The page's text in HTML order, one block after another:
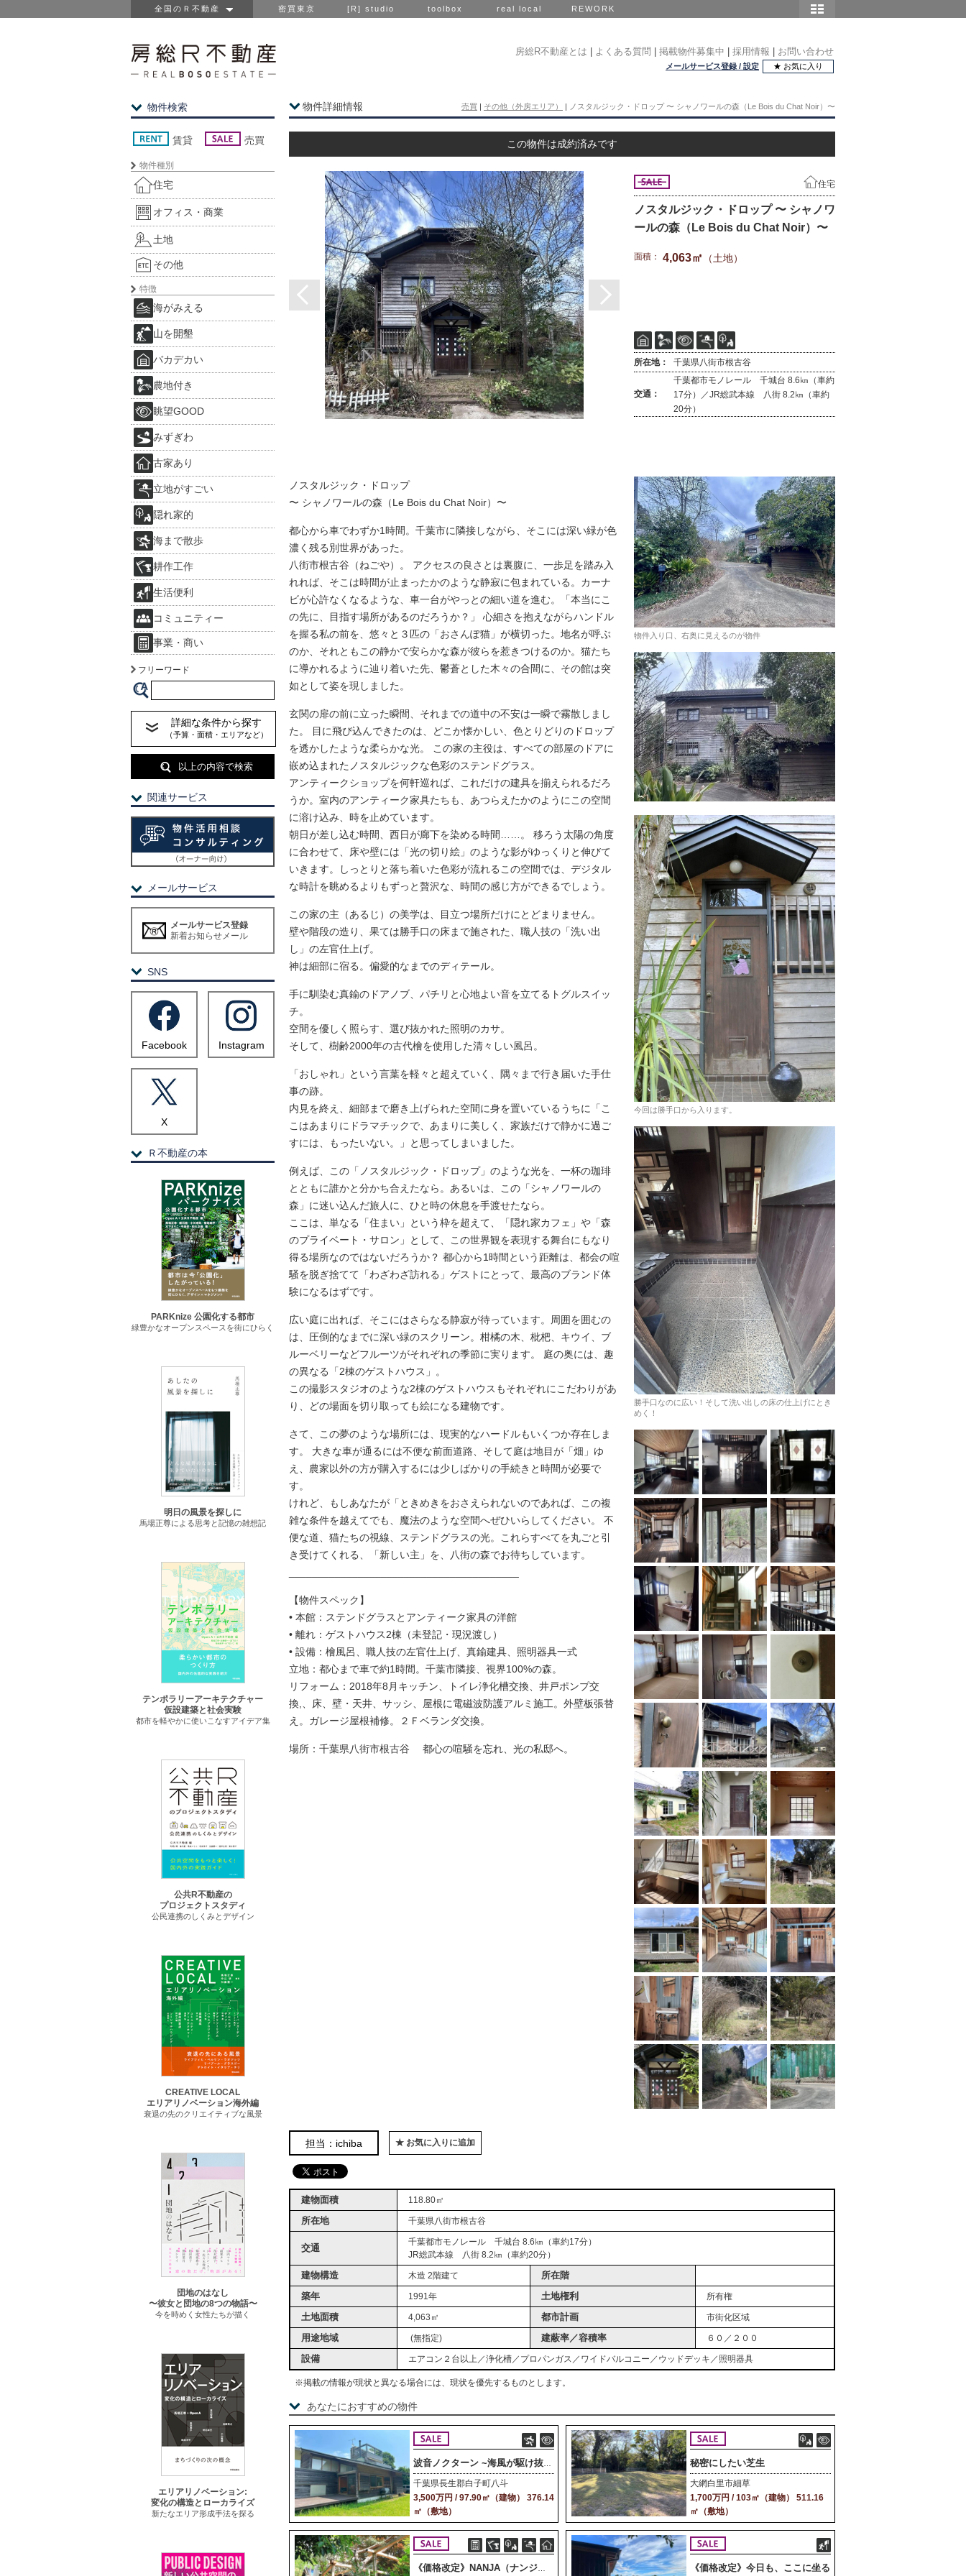
全国のＲ不動産 密買東京 [R] studio toolbox real local REWORK
房総R不動産とは よくある質問 掲載物件募集中 採用情報 お問い合わせ
メールサービス登録 / 設定 ★ お気に入り
物件詳細情報 売買 | その他（外房エリア） | ノスタルジック・ドロップ 〜 シャノワールの森（Le Bois du Chat Noir）〜
この物件は成約済みです
住宅
ノスタルジック・ドロップ 〜 シャノワ
ールの森（Le Bois du Chat Noir）〜
面積： 4,063㎡ （土地）
所在地： 千葉県八街市根古谷
交通：
千葉都市モノレール 千城台 8.6㎞（車約
17分）／JR総武本線 八街 8.2㎞（車約
20分）
ノスタルジック・ドロップ
〜 シャノワールの森（Le Bois du Chat Noir）〜
都心から車でわずか1時間。千葉市に隣接しながら、そこには深い緑が色
濃く残る別世界があった。
八街市根古谷（ねごや）。 アクセスの良さとは裏腹に、一歩足を踏み入
れれば、そこは時間が止まったかのような静寂に包まれている。カーナ
ビが心許なくなるような、車一台がやっとの細い道を進む。「本当にこ
の先に、目指す場所があるのだろうか？」 心細さを抱えながらハンドル
を握る私の前を、悠々と３匹の「おさんぽ猫」が横切った。地名が呼ぶ
のか、それともこの静かで安らかな森が彼らを惹きつけるのか。猫たち
に導かれるように辿り着いた先、鬱蒼とした木々の合間に、その館は突
如として姿を現しました。
玄関の扉の前に立った瞬間、それまでの道中の不安は一瞬で霧散しまし
た。 目に飛び込んできたのは、どこか懐かしい、色とりどりのドロップ
を透かしたような柔らかな光。 この家の主役は、すべての部屋のドアに
嵌め込まれたノスタルジックな色彩のステンドグラス。
アンティークショップを何軒巡れば、これだけの建具を揃えられるだろ
うか。室内のアンティーク家具たちも、あつらえたかのようにこの空間
に溶け込み、時を止めています。
朝日が差し込む時間、西日が廊下を染める時間……。 移ろう太陽の角度
に合わせて、床や壁には「光の切り絵」のような影がゆっくりと伸びて
いきます。しっとりと落ち着いた色彩が流れるこの空間では、デジタル
な時計を眺めるよりもずっと贅沢な、時間の感じ方ができるでしょう。
この家の主（あるじ）の美学は、目立つ場所だけにとどまりません。
壁や階段の造り、果ては勝手口の床まで施された、職人技の「洗い出
し」の左官仕上げ。
神は細部に宿る。偏愛的なまでのディテール。
手に馴染む真鍮のドアノブ、パチリと心地よい音を立てるトグルスイッ
チ。
空間を優しく照らす、選び抜かれた照明のカサ。
そして、樹齢2000年の古代檜を使用した清々しい風呂。
「おしゃれ」という言葉を軽々と超えていく、隅々まで行き届いた手仕
事の跡。
内見を終え、細部まで磨き上げられた空間に身を置いているうちに「こ
こはあまりにドラマチックで、あまりに美しく、家族だけで静かに過ご
すには、もったいない。」と思ってしまいました。
例えば、この「ノスタルジック・ドロップ」のような光を、一杯の珈琲
とともに誰かと分かち合えたなら。あるいは、この「シャノワールの
森」に迷い込んだ旅人に、ひと時の休息を手渡せたなら。
ここは、単なる「住まい」という枠を超えて、「隠れ家カフェ」や「森
のプライベート・サロン」として、この世界観を表現する舞台にもなり
得る場所なのではないだろうか？ 都心から1時間という距離は、都会の喧
騒を脱ぎ捨てて「わざわざ訪れる」ゲストにとって、最高のブランド体
験になるはずです。
広い庭に出れば、そこにはさらなる静寂が待っています。周囲を囲むの
は、圧倒的なまでに深い緑のスクリーン。柑橘の木、枇杷、キウイ、ブ
ルーベリーなどフルーツがそれぞれの季節に実ります。 庭の奥には、趣
の異なる「2棟のゲストハウス」。
この撮影スタジオのような2棟のゲストハウスもそれぞれにこだわりがあ
り、どの場面を切り取っても絵になる建物です。
さて、この夢のような場所には、現実的なハードルもいくつか存在しま
す。 大きな車が通るには不便な前面道路、そして庭は地目が「畑」ゆ
え、農家以外の方が購入するには少しばかりの手続きと時間が必要で
す。
けれど、もしあなたが「ときめきをおさえられないのであれば、この複
雑な条件を越えてでも、魔法のような空間へぜひいらしてください。 不
便な道、猫たちの視線、ステンドグラスの光。これらすべてを丸ごと引
き受けてくれる、「新しい主」を、八街の森でお待ちしています。
【物件スペック】
• 本館：ステンドグラスとアンティーク家具の洋館
• 離れ：ゲストハウス2棟（未登記・現況渡し）
• 設備：檜風呂、職人技の左官仕上げ、真鍮建具、照明器具一式
立地：都心まで車で約1時間。千葉市隣接、視界100%の森。
リフォーム：2018年8月キッチン、トイレ浄化槽交換、井戸ポンプ交
換,、床、壁・天井、サッシ、屋根に電磁波防護アルミ施工。外壁板張替
え。ガレージ屋根補修。２Ｆベランダ交換。
場所：千葉県八街市根古谷 都心の喧騒を忘れ、光の私邸へ。
物件入り口、右奥に見えるのが物件
今回は勝手口から入ります。
勝手口なのに広い！そして洗い出しの床の仕上げにとき
めく！
担当：ichiba ★ お気に入りに追加
建物面積 118.80㎡
所在地 千葉県八街市根古谷
交通
千葉都市モノレール 千城台 8.6㎞（車約17分）
JR総武本線 八街 8.2㎞（車約20分）
建物構造 木造 2階建て
所在階
築年
1991年 土地権利 所有権
土地面積 4,063㎡ 都市計画 市街化区域
用途地域 (無指定) 建蔽率／容積率 ６０／２００
設備 エアコン２台以上／浄化槽／プロパンガス／ワイドバルコニー／ウッドデッキ／照明器具
※掲載の情報が現状と異なる場合には、現状を優先するものとします。
あなたにおすすめの物件
千葉県長生郡白子町八斗
3,500万円 / 97.90㎡（建物） 376.14
㎡（敷地）
秘密にしたい芝生
大網白里市細草
1,700万円 / 103㎡（建物） 511.16
㎡（敷地）
《価格改定》今日も、ここに坐る
物件検索
賃貸 売買
物件種別
住宅
オフィス・商業
土地
その他
特徴
海がみえる
山を開墾
バカデカい
農地付き
眺望GOOD
みずぎわ
古家あり
立地がすごい
隠れ家的
海まで散歩
耕作工作
生活便利
コミュニティー
事業・商い
フリーワード
詳細な条件から探す
（予算・面積・エリアなど）
以上の内容で検索
関連サービス
メールサービス
メールサービス登録
新着お知らせメール
SNS
Facebook Instagram
X
Ｒ不動産の本
PARKnize 公園化する都市
緑豊かなオープンスペースを街にひらく
明日の風景を探しに
馬場正尊による思考と記憶の雑想記
テンポラリーアーキテクチャー
仮設建築と社会実験
都市を軽やかに使いこなすアイデア集
公共R不動産の
プロジェクトスタディ
公民連携のしくみとデザイン
CREATIVE LOCAL
エリアリノベーション海外編
衰退の先のクリエイティブな風景
団地のはなし
〜彼女と団地の8つの物語〜
今を時めく女性たちが描く
エリアリノベーション:
変化の構造とローカライズ
新たなエリア形成手法を探る